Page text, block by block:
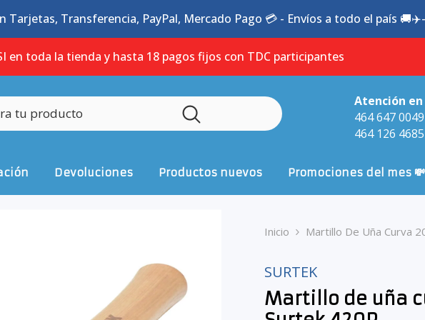
Tarjetas, Transferencia, PayPal, Mercado Pago 💳 - Envíos a todo el país 🚚✈️-
en toda la tienda y hasta 18 pagos fijos con TDC participantes
Atención
464 647 0049
464 126 4685
Devoluciones Productos nuevos Promociones del mes 💸
Inicio Martillo De Uña Curva
SURTEK
Martillo de uña